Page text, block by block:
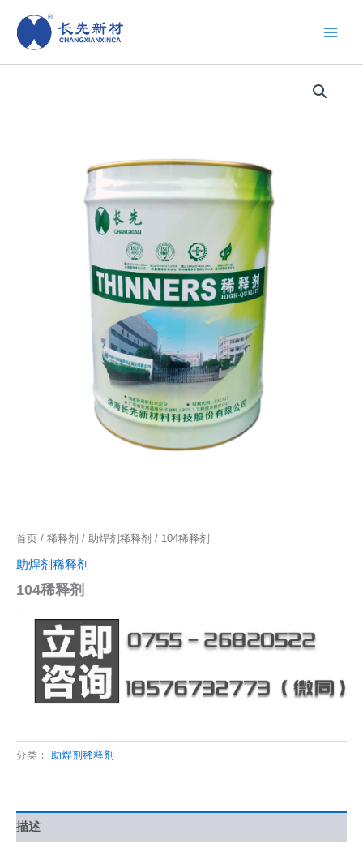
容
首页 / 稀释剂 / 助焊剂稀释剂 / 104稀释剂
助焊剂稀释剂
104稀释剂
分类： 助焊剂稀释剂
描述